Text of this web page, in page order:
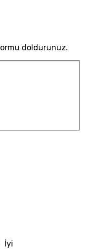
doldurunuz.
İyi